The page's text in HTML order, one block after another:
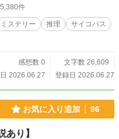
件
ミステリー 推理
サイコパス
感想数 0
文字数 26,609
2026.06.27
登録日 2026.06.27
お気に入り追加 96
あり】